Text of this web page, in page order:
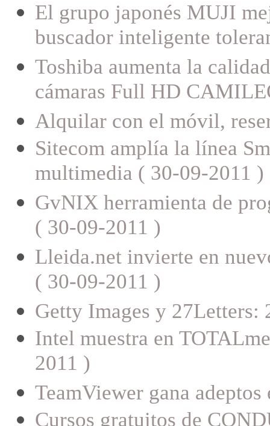
El grupo japonés MUJI
buscador inteligente
Toshiba aumenta la
cámaras Full HD
Alquilar con el móvil,
Sitecom amplía la línea
multimedia ( 30-09-2011 )
GvNIX herramienta de
( 30-09-2011 )
Lleida.net invierte en
( 30-09-2011 )
Getty Images y 27Letters:
Intel muestra en
2011 )
TeamViewer gana
Cursos gratuitos de